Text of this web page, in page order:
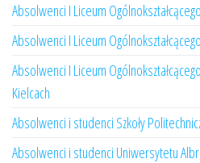
Absolwenci I Liceum
Absolwenci I Liceum
Absolwenci I Liceum
Kielcach
Absolwenci i studenci Szkoły
Absolwenci i studenci Uniwersytetu